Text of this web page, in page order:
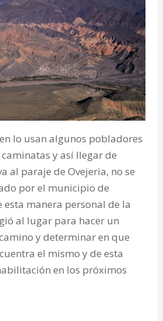
lo usan algunos pobladores
y así llegar de
al paraje de Ovejeria, no se
por el municipio de
esta manera personal de la
al lugar para hacer un
y determinar en que
el mismo y de esta
en los próximos